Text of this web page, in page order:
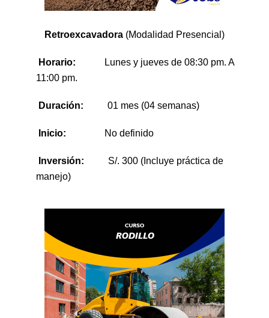
Retroexcavadora (Modalidad Presencial)
Horario:
Lunes y jueves de 08:30 pm. A
11:00 pm.
Duración: 01 mes (04 semanas)
Inicio: No definido
Inversión:
S/. 300 (Incluye práctica de
manejo)